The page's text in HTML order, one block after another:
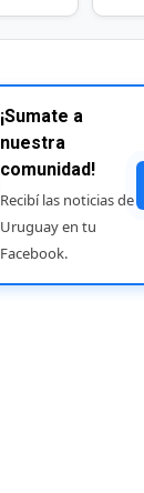
¡Sumate a
nuestra
comunidad!
Recibí las noticias de
Uruguay en tu
Facebook.